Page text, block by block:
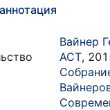
Вайнер
АСТ,